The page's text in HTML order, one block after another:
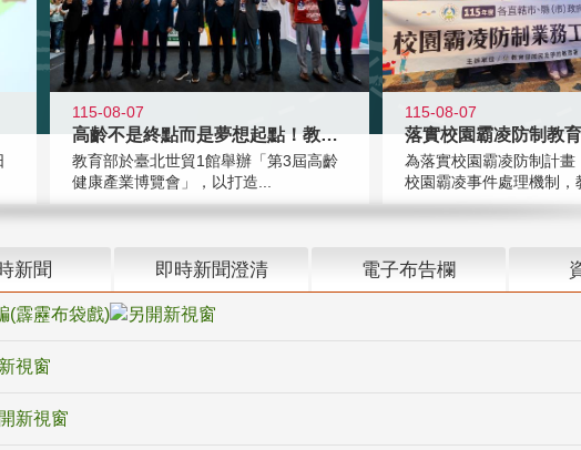
115-08-07
高齡不是終點而是夢想起點！教育部打
教育部於臺北世貿1館舉辦「第3屆高齡
健康產業博覽會」，以打造...
115-08-07
為落實校園霸凌防制計畫
校園霸凌事件處理機制，
新聞 即時新聞澄清 電子布告欄
(霹靂布袋戲)